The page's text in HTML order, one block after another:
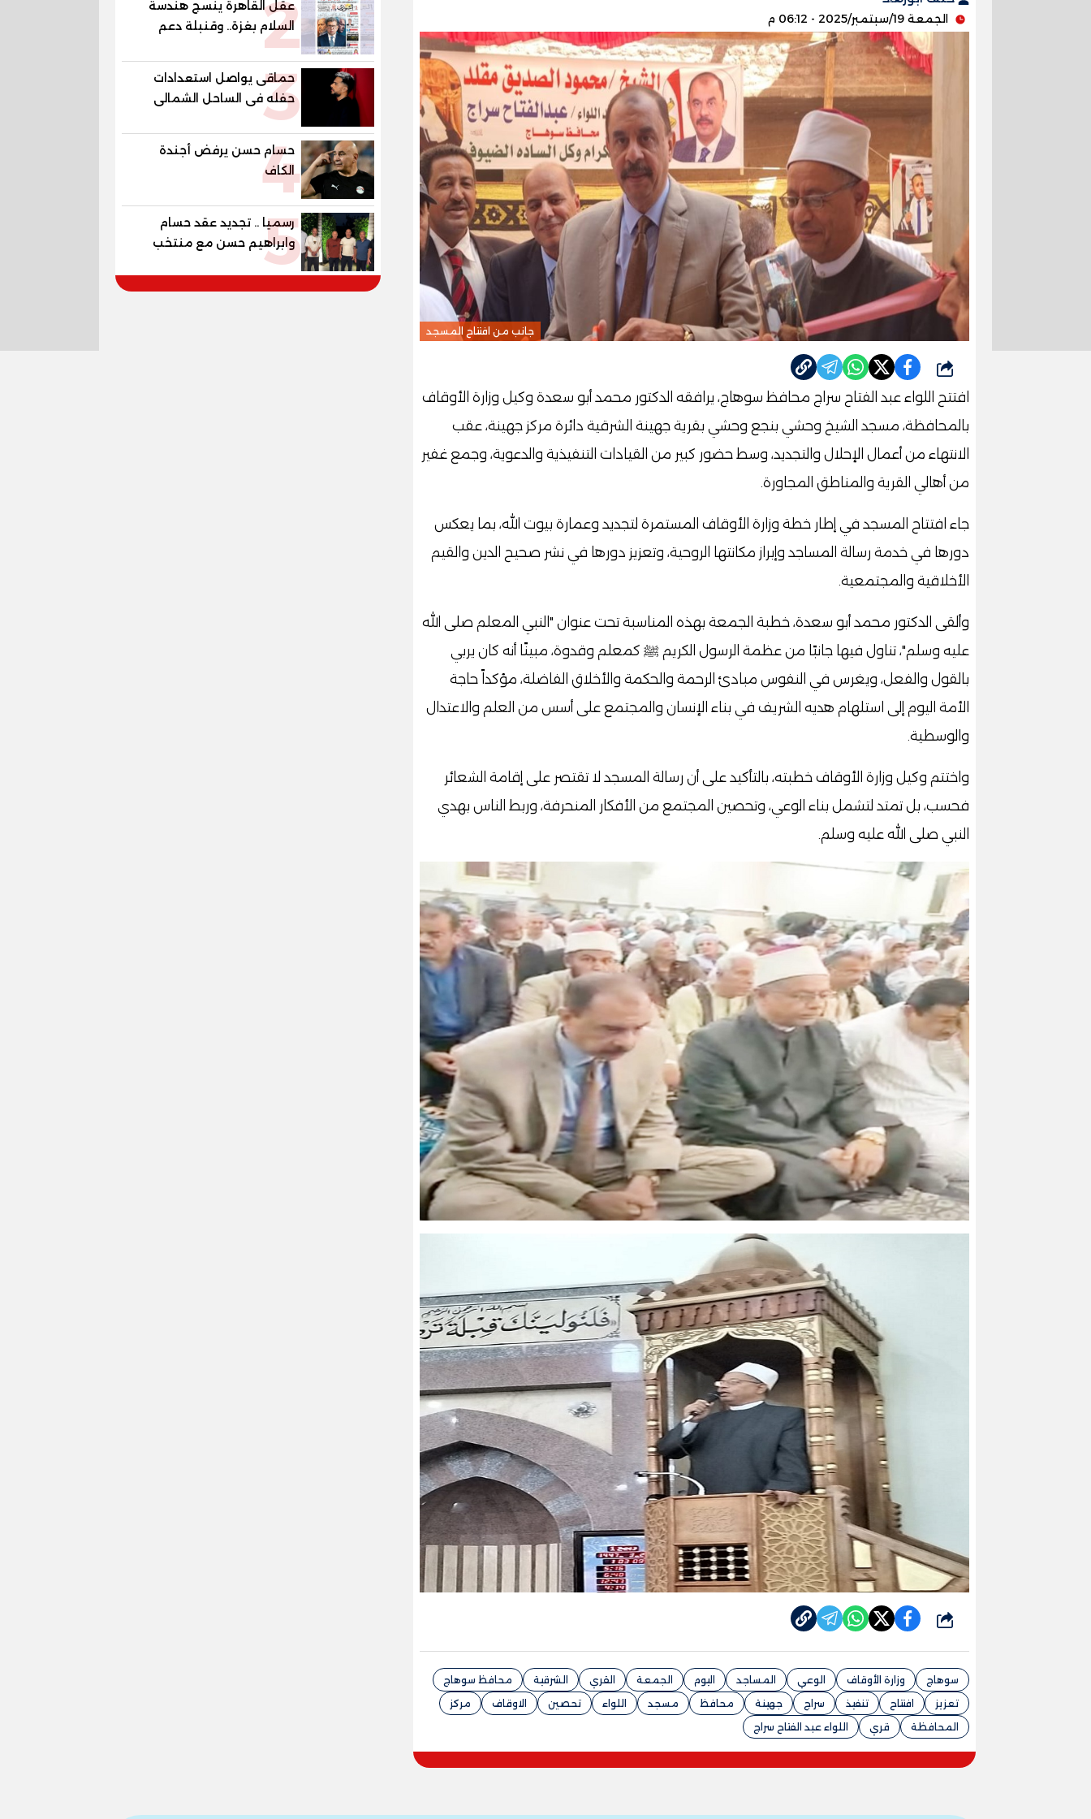
الجمعة 19/سبتمبر/2025 - 06:12 م
جانب من افتتاح المسجد
شارك
افتتح اللواء عبد الفتاح سراج محافظ سوهاج، يرافقه الدكتور محمد أبو سعدة وكيل وزارة الأوقاف
بالمحافظة، مسجد الشيخ وحشي بنجع وحشي بقرية جهينة الشرقية دائرة مركز جهينة، عقب
الانتهاء من أعمال الإحلال والتجديد، وسط حضور كبير من القيادات التنفيذية والدعوية، وجمع غفير
من أهالي القرية والمناطق المجاورة.
جاء افتتاح المسجد في إطار خطة وزارة الأوقاف المستمرة لتجديد وعمارة بيوت الله، بما يعكس
دورها في خدمة رسالة المساجد وإبراز مكانتها الروحية، وتعزيز دورها في نشر صحيح الدين والقيم
الأخلاقية والمجتمعية.
وألقى الدكتور محمد أبو سعدة، خطبة الجمعة بهذه المناسبة تحت عنوان "النبي المعلم صلى الله
عليه وسلم"، تناول فيها جانبًا من عظمة الرسول الكريم ﷺ كمعلم وقدوة، مبينًا أنه كان يربي
بالقول والفعل، ويغرس في النفوس مبادئ الرحمة والحكمة والأخلاق الفاضلة، مؤكداً حاجة
الأمة اليوم إلى استلهام هديه الشريف في بناء الإنسان والمجتمع على أسس من العلم والاعتدال
والوسطية.
واختتم وكيل وزارة الأوقاف خطبته، بالتأكيد على أن رسالة المسجد لا تقتصر على إقامة الشعائر
فحسب، بل تمتد لتشمل بناء الوعي، وتحصين المجتمع من الأفكار المنحرفة، وربط الناس بهدي
النبي صلى الله عليه وسلم.
شارك
سوهاج وزارة الأوقاف الوعي المساجد اليوم الجمعة القري الشرقية
محافظ سوهاج
تعزيز
افتتاح تنفيذ سراج جهينة محافظ مسجد اللواء تحصين الاوقاف
مركز
المحافظة
قري اللواء عبد الفتاح سراج
العالمية في مصر ضمن
مشروع «أوجامي» خلال أيام
2
عقل القاهرة ينسج هندسة
السلام بغزة.. وقنبلة دعم
الكهرباء تفجر الموازنة
3
حماقى يواصل استعدادات
حفله فى الساحل الشمالى
الجمعة
4
حسام حسن يرفض أجندة
الكاف
5
رسميا .. تجديد عقد حسام
وابراهيم حسن مع منتخب
مصر حتي مونديال 2030